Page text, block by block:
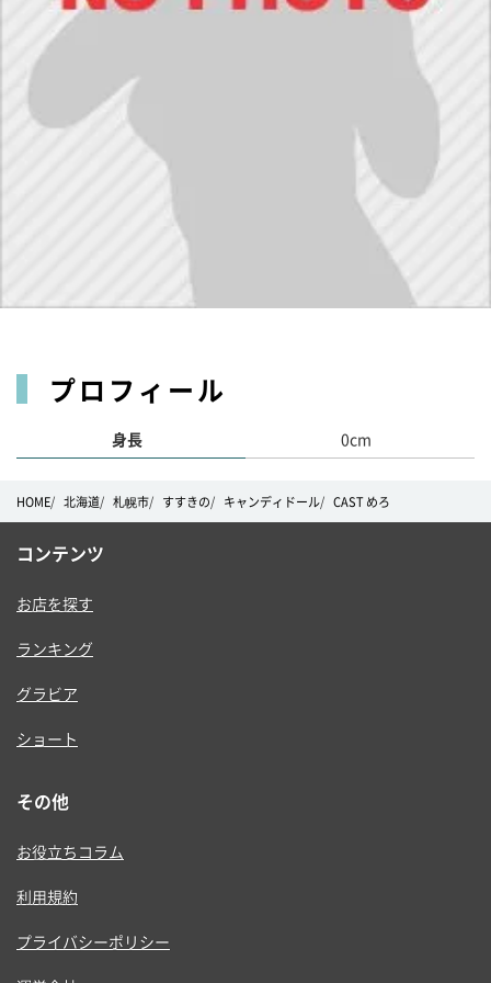
プロフィール
身長 0cm
HOME 北海道 札幌市 すすきの キャンディドール CAST めろ
コンテンツ
お店を探す
ランキング
グラビア
ショート
その他
お役立ちコラム
利用規約
プライバシーポリシー